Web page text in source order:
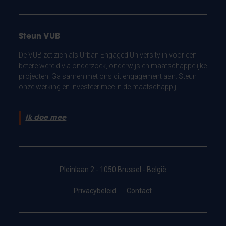
Steun VUB
De VUB zet zich als Urban Engaged University in voor een
betere wereld via onderzoek, onderwijs en maatschappelijke
projecten. Ga samen met ons dit engagement aan. Steun
onze werking en investeer mee in de maatschappij.
Ik doe mee
Pleinlaan 2 - 1050 Brussel - België
Privacybeleid Contact